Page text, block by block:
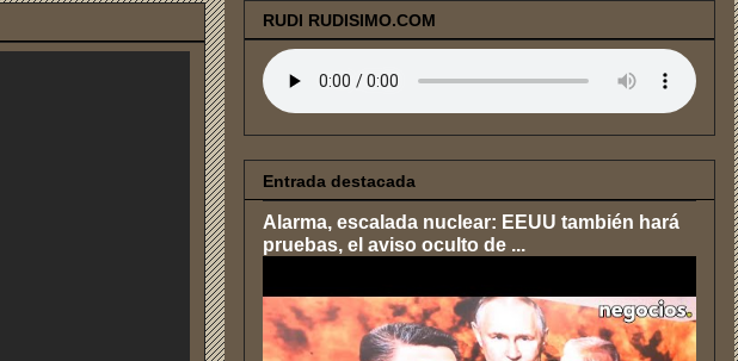
RUDI RUDISIMO.COM
Entrada destacada
Alarma, escalada nuclear: EEUU también hará
pruebas, el aviso oculto de ...